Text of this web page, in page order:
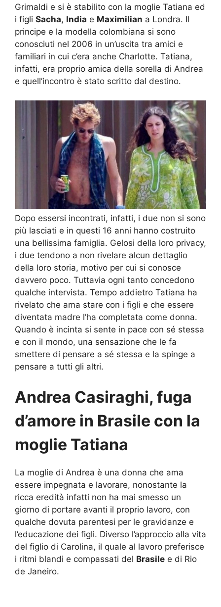
Grimaldi e si è stabilito con la moglie Tatiana ed
i figli Sacha, India e Maximilian a Londra. Il
principe e la modella colombiana si sono
conosciuti nel 2006 in un’uscita tra amici e
familiari in cui c’era anche Charlotte. Tatiana,
infatti, era proprio amica della sorella di Andrea
e quell’incontro è stato scritto dal destino.
Dopo essersi incontrati, infatti, i due non si sono
più lasciati e in questi 16 anni hanno costruito
una bellissima famiglia. Gelosi della loro privacy,
i due tendono a non rivelare alcun dettaglio
della loro storia, motivo per cui si conosce
davvero poco. Tuttavia ogni tanto concedono
qualche intervista. Tempo addietro Tatiana ha
rivelato che ama stare con i figli e che essere
diventata madre l’ha completata come donna.
Quando è incinta si sente in pace con sé stessa
e con il mondo, una sensazione che le fa
smettere di pensare a sé stessa e la spinge a
pensare a tutti gli altri.
Andrea Casiraghi, fuga
d’amore in Brasile con la
moglie Tatiana
La moglie di Andrea è una donna che ama
essere impegnata e lavorare, nonostante la
ricca eredità infatti non ha mai smesso un
giorno di portare avanti il proprio lavoro, con
qualche dovuta parentesi per le gravidanze e
l’educazione dei figli. Diverso l’approccio alla vita
del figlio di Carolina, il quale al lavoro preferisce
i ritmi blandi e compassati del Brasile e di Rio
de Janeiro.